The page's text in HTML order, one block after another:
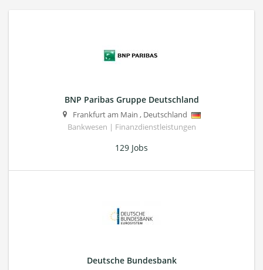
BNP Paribas Gruppe Deutschland
Frankfurt am Main , Deutschland
Bankwesen | Finanzdienstleistungen
129 Jobs
Deutsche Bundesbank